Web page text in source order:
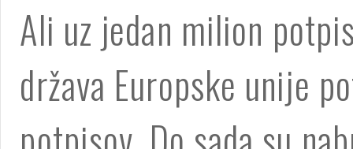
Ali uz jedan milion
država Europske unije